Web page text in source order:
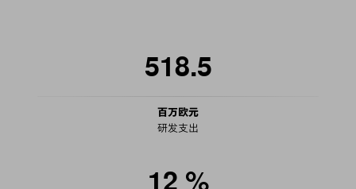
518.5
百万欧元
研发支出
12 %